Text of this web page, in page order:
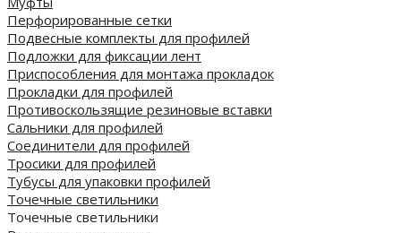
Перфорированные сетки
Подвесные комплекты для профилей
Подложки для фиксации лент
Приспособления для монтажа прокладок
Прокладки для профилей
Противоскользящие резиновые вставки
Сальники для профилей
Соединители для профилей
Тросики для профилей
Тубусы для упаковки профилей
Точечные светильники
Точечные светильники